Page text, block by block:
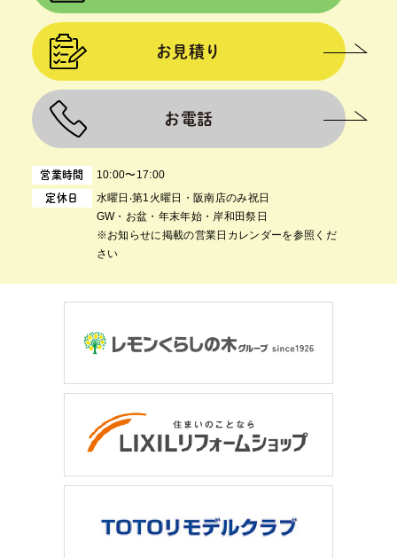
営業時間 10:00〜17:00
定休日
⽔曜⽇‧第1⽕曜⽇・阪南店のみ祝日
GW・お盆・年末年始・岸和田祭日
※お知らせに掲載の営業日カレンダーを参照くだ
さい
お見積り
お電話